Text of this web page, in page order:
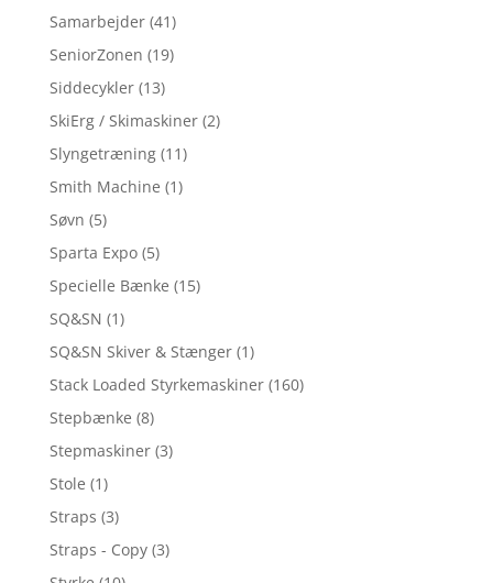
Samarbejder (41)
SeniorZonen (19)
Siddecykler (13)
SkiErg / Skimaskiner (2)
Slyngetræning (11)
Smith Machine (1)
Søvn (5)
Sparta Expo (5)
Specielle Bænke (15)
SQ&SN (1)
SQ&SN Skiver & Stænger (1)
Stack Loaded Styrkemaskiner (160)
Stepbænke (8)
Stepmaskiner (3)
Stole (1)
Straps (3)
Straps - Copy (3)